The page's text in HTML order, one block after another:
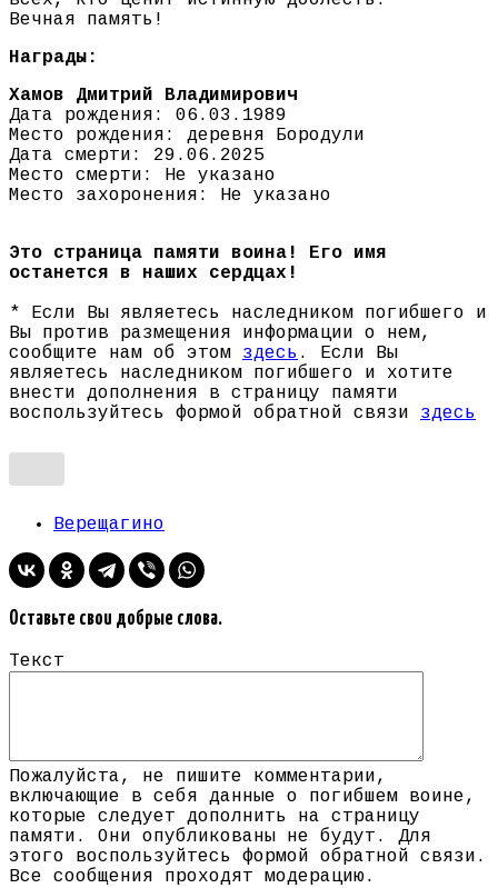
Вечная память!
Награды:
Хамов Дмитрий Владимирович
Дата рождения: 06.03.1989
Место рождения: деревня Бородули
Дата смерти: 29.06.2025
Место смерти: Не указано
Место захоронения: Не указано
Это страница памяти воина! Его имя
останется в наших сердцах!
* Если Вы являетесь наследником погибшего и
Вы против размещения информации о нем,
сообщите нам об этом здесь . Если Вы
являетесь наследником погибшего и хотите
внести дополнения в страницу памяти
воспользуйтесь формой обратной связи здесь
Верещагино
Оставьте свои добрые слова.
Текст
Пожалуйста, не пишите комментарии,
включающие в себя данные о погибшем воине,
которые следует дополнить на страницу
памяти. Они опубликованы не будут. Для
этого воспользуйтесь формой обратной связи.
Все сообщения проходят модерацию.